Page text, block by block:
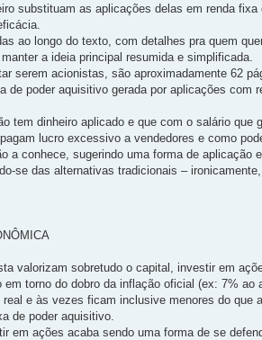
substituam as aplicações delas em renda
ao longo do texto, com detalhes pra quem
a ideia principal resumida e simplificada.
serem acionistas, são aproximadamente 62
de poder aquisitivo gerada por aplicações
tem dinheiro aplicado e que com o salário
lucro excessivo a vendedores e como
a conhece, sugerindo uma forma de
se das alternativas tradicionais –
valorizam sobretudo o capital, investir em
torno do dobro da inflação oficial (ex: 7%
e às vezes ficam inclusive menores do
de poder aquisitivo.
em ações acaba sendo uma forma de se